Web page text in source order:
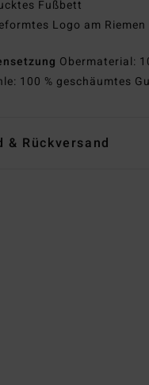
Fußbett
Logo am Riemen
Obermaterial:
100 % geschäumtes
& Rückversand